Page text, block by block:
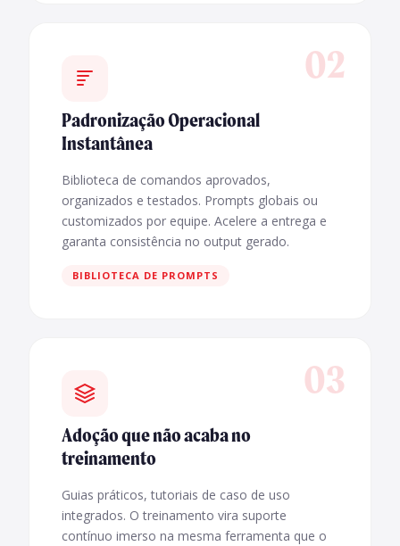
02
Padronização Operacional
Instantânea
Biblioteca de comandos aprovados,
organizados e testados. Prompts globais ou
customizados por equipe. Acelere a entrega e
garanta consistência no output gerado.
BIBLIOTECA DE PROMPTS
03
Adoção que não acaba no
treinamento
Guias práticos, tutoriais de caso de uso
integrados. O treinamento vira suporte
contínuo imerso na mesma ferramenta que o